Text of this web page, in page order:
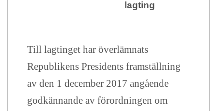
lagting
Till lagtinget har överlämnats
Republikens Presidents framställning
av den 1 december 2017 angående
godkännande av förordningen om